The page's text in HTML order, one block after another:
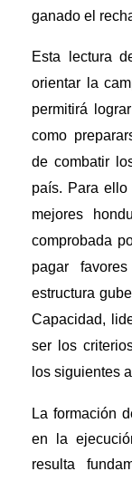
ganado el
Esta lectura
orientar la
permitirá
como
de combatir
país. Para
mejores
comprobada
pagar
estructura
Capacidad,
ser los
los siguientes
La formación
en la
resulta